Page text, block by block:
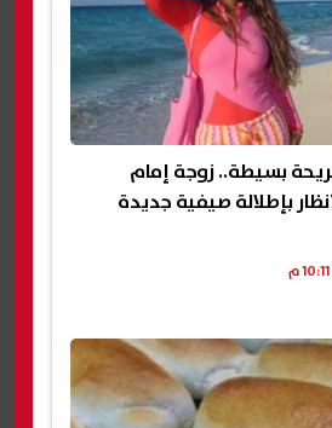
بسيطة.. زوجة إمام
بإطلالة صيفية جديدة